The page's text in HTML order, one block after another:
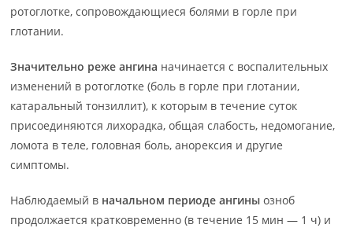
ротоглотке, сопровождающиеся болями в горле при
глотании.
Значительно реже ангина начинается с воспалительных
изменений в ротоглотке (боль в горле при глотании,
катаральный тонзиллит), к которым в течение суток
присоединяются лихорадка, общая слабость, недомогание,
ломота в теле, головная боль, анорексия и другие
симптомы.
Наблюдаемый в начальном периоде ангины озноб
продолжается кратковременно (в течение 15 мин — 1 ч) и